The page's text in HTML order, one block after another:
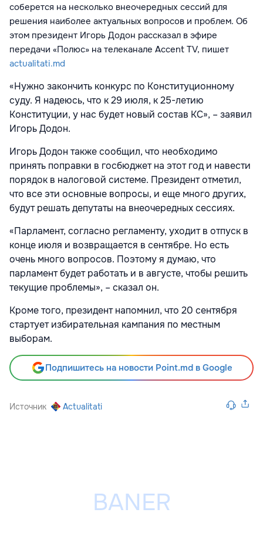
соберется на несколько внеочередных сессий для
решения наиболее актуальных вопросов и проблем. Об
этом президент Игорь Додон рассказал в эфире
передачи «Полюс» на телеканале Accent TV, пишет
actualitati.md
«Нужно закончить конкурс по Конституционному
суду. Я надеюсь, что к 29 июля, к 25-летию
Конституции, у нас будет новый состав КС», – заявил
Игорь Додон.
Игорь Додон также сообщил, что необходимо
принять поправки в госбюджет на этот год и навести
порядок в налоговой системе. Президент отметил,
что все эти основные вопросы, и еще много других,
будут решать депутаты на внеочередных сессиях.
«Парламент, согласно регламенту, уходит в отпуск в
конце июля и возвращается в сентябре. Но есть
очень много вопросов. Поэтому я думаю, что
парламент будет работать и в августе, чтобы решить
текущие проблемы», – сказал он.
Кроме того, президент напомнил, что 20 сентября
стартует избирательная кампания по местным
выборам.
Подпишитесь на новости Point.md в Google
Источник Actualitati